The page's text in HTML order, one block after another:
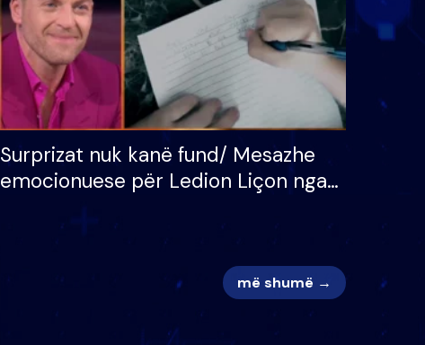
Surprizat nuk kanë fund/ Mesazhe
emocionuese për Ledion Liçon nga
më shumë →